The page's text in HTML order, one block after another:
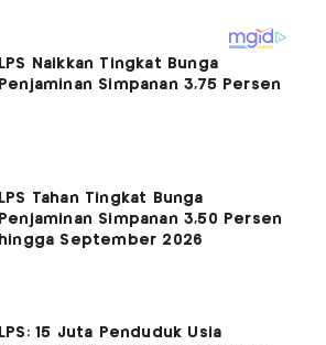
LPS Naikkan Tingkat Bunga
Penjaminan Simpanan 3,75 Persen
LPS Tahan Tingkat Bunga
Penjaminan Simpanan 3,50 Persen
hingga September 2026
LPS: 15 Juta Penduduk Usia